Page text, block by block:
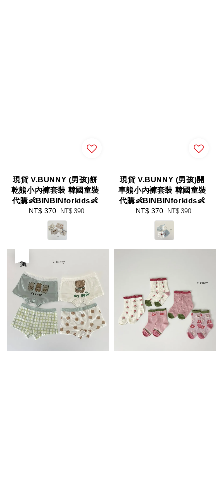
現貨 V.BUNNY (男孩)餅
乾熊小內褲套裝 韓國童裝
代購👶BINBINforkids👶
Sale
NT$ 370 Regular
price
NT$ 390
現貨 V.BUNNY (男孩)開
車熊小內褲套裝 韓國童裝
代購👶BINBINforkids👶
Sale
NT$ 370 Regular
price
NT$ 390